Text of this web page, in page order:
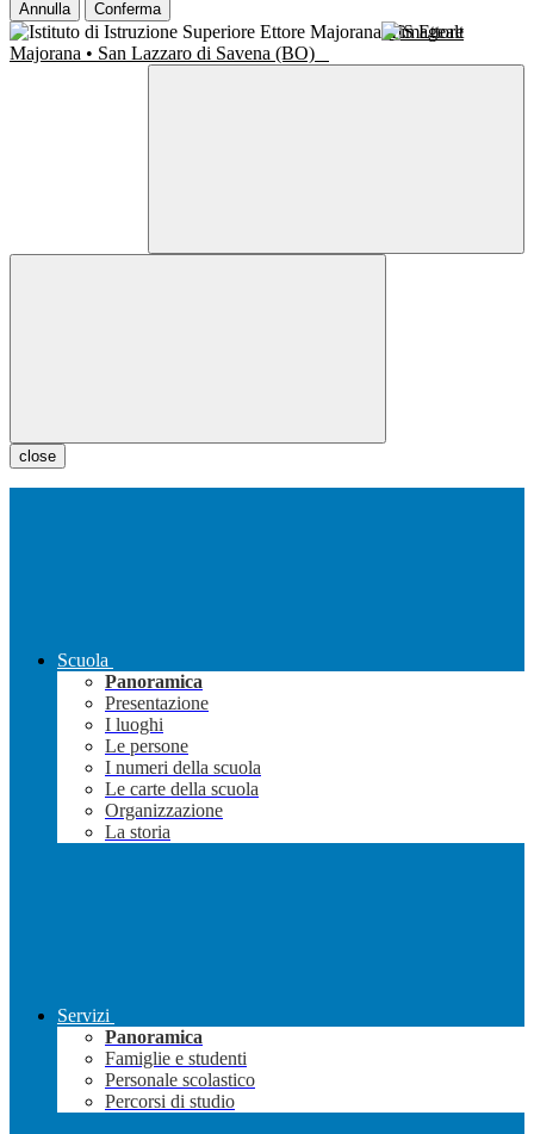
Annulla Conferma
IIS Ettore
Majorana • San Lazzaro di Savena (BO)
close
Scuola
Panoramica
Presentazione
I luoghi
Le persone
I numeri della scuola
Le carte della scuola
Organizzazione
La storia
Servizi
Panoramica
Famiglie e studenti
Personale scolastico
Percorsi di studio